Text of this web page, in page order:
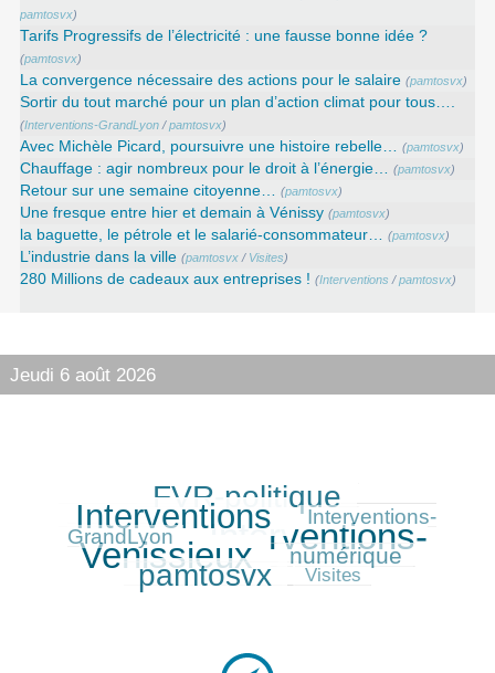
pamtosvx)
Tarifs Progressifs de l’électricité : une fausse bonne idée ?
(pamtosvx)
La convergence nécessaire des actions pour le salaire (pamtosvx)
Sortir du tout marché pour un plan d’action climat pour tous….
(Interventions-GrandLyon /pamtosvx)
Avec Michèle Picard, poursuivre une histoire rebelle… (pamtosvx)
Chauffage : agir nombreux pour le droit à l’énergie… (pamtosvx)
Retour sur une semaine citoyenne… (pamtosvx)
Une fresque entre hier et demain à Vénissy (pamtosvx)
la baguette, le pétrole et le salarié-consommateur… (pamtosvx)
L’industrie dans la ville (pamtosvx / Visites)
280 Millions de cadeaux aux entreprises ! (Interventions /pamtosvx)
Jeudi 6 août 2026
FVR-politique
Interventions
Interventions-
GrandLyon
416/416 Interventions-
Venissieux
172/416 numérique
315/416
pamtosvx Visites